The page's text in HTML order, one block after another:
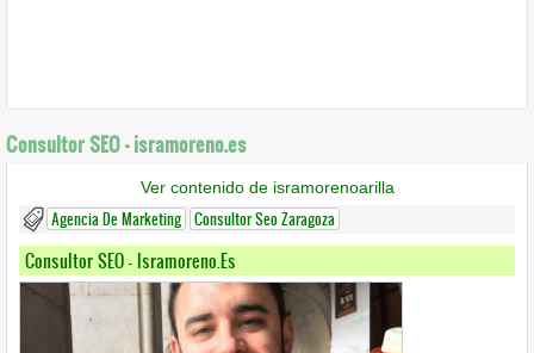
Consultor SEO - isramoreno.es
Ver contenido de isramorenoarilla
Agencia De Marketing Consultor Seo Zaragoza
Consultor SEO - Isramoreno.es